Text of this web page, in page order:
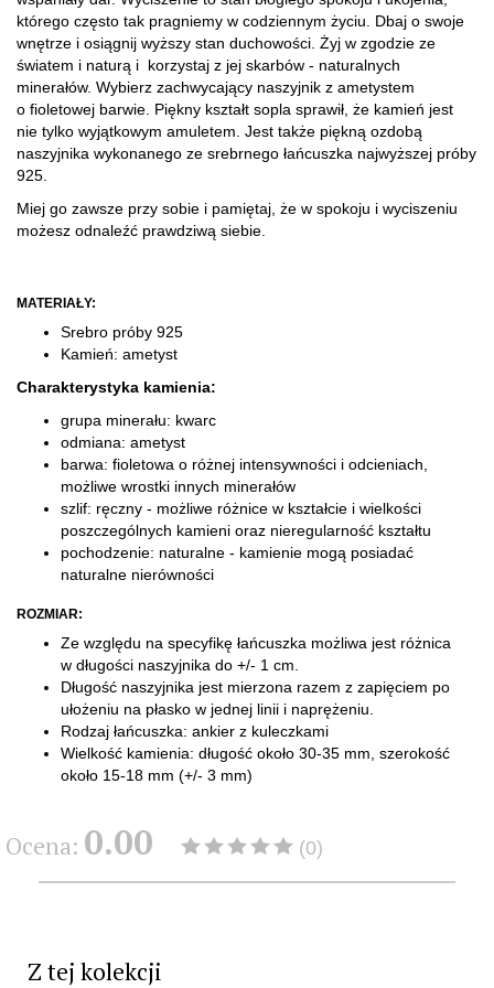
którego często tak pragniemy w codziennym życiu. Dbaj o swoje
wnętrze i osiągnij wyższy stan duchowości. Żyj w zgodzie ze
światem i naturą i korzystaj z jej skarbów - naturalnych
minerałów. Wybierz zachwycający naszyjnik z ametystem
o fioletowej barwie. Piękny kształt sopla sprawił, że kamień jest
nie tylko wyjątkowym amuletem. Jest także piękną ozdobą
naszyjnika wykonanego ze srebrnego łańcuszka najwyższej próby
925.
Miej go zawsze przy sobie i pamiętaj, że w spokoju i wyciszeniu
możesz odnaleźć prawdziwą siebie.
MATERIAŁY:
Srebro próby 925
Kamień: ametyst
Charakterystyka kamienia:
grupa minerału: kwarc
odmiana: ametyst
barwa: fioletowa o różnej intensywności i odcieniach,
możliwe wrostki innych minerałów
szlif: ręczny - możliwe różnice w kształcie i wielkości
poszczególnych kamieni oraz nieregularność kształtu
pochodzenie: naturalne - kamienie mogą posiadać
naturalne nierówności
ROZMIAR:
Ze względu na specyfikę łańcuszka możliwa jest różnica
w długości naszyjnika do +/- 1 cm.
Długość naszyjnika jest mierzona razem z zapięciem po
ułożeniu na płasko w jednej linii i naprężeniu.
​Rodzaj łańcuszka: ankier z kuleczkami
Wielkość kamienia: długość około 30-35 mm, szerokość
około 15-18 mm (+/- 3 mm)
Ocena: 0.00 (0)
Z tej kolekcji